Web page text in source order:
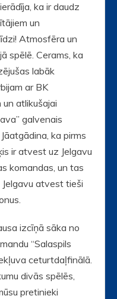
ka ir daudz
un
Atmosfēra un
spēlē. Cerams, ka
labāk
ar BK
atlikušajai
galvenais
ka pirms
ir atvest uz Jelgavu
komandas, un tas
atvest tieši
izcīņā sāka no
“Salaspils
ceturtdaļfinālā.
divās spēlēs,
pretinieki